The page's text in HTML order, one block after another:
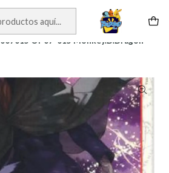
007015 OP07-015 Monkey.D.Dragon